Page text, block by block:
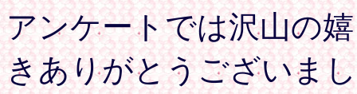
アンケートでは沢山の
きありがとうございま